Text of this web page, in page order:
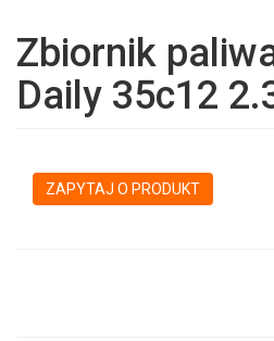
Zbiornik
Daily 35c12
ZAPYTAJ O PRODUKT